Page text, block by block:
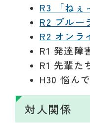
R3 「ね
R2 ブルー
R2 オンラ
R1 発達
R1 先輩
H30 悩ん
対人関係